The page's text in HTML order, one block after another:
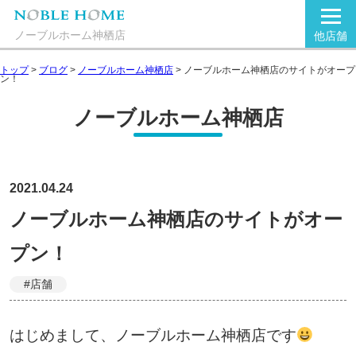
ノーブルホーム神栖店 他店舗
トップ> ブログ > ノーブルホーム神栖店 > ノーブルホーム神栖店のサイトがオープ
ン！
ノーブルホーム神栖店
2021.04.24
ノーブルホーム神栖店のサイトがオー
プン！
#店舗
はじめまして、ノーブルホーム神栖店です